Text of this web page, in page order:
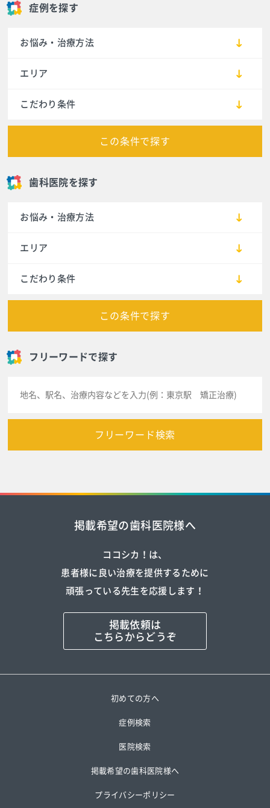
症例を探す
お悩み・治療方法
エリア
こだわり条件
この条件で探す
歯科医院を探す
お悩み・治療方法
エリア
こだわり条件
この条件で探す
フリーワードで探す
フリーワード検索
掲載希望の歯科医院様へ
ココシカ！は、
患者様に良い治療を提供するために
頑張っている先生を応援します！
掲載依頼は
こちらからどうぞ
初めての方へ
症例検索
医院検索
掲載希望の歯科医院様へ
プライバシーポリシー